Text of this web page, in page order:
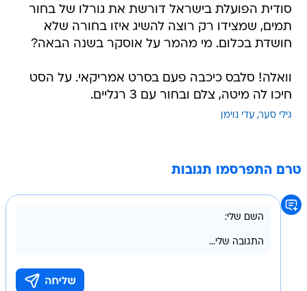
סודית הפועלת בישראל דורשת את גורלו של בחור
תמים, שמצידו רק רוצה להשיג איזו בחורה שלא
חושדת בכלום. מי מהמר על אוסקר בשנה הבאה?
וואלה! סלבס כיכבה פעם בסרט אמריקאי. על הסט
חיכו לה מיטה, צלם ובחור עם 3 רגליים.
גילי סער עדי נוימן
טרם התפרסמו תגובות